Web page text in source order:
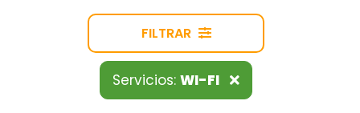
FILTRAR
Servicios: WI-FI